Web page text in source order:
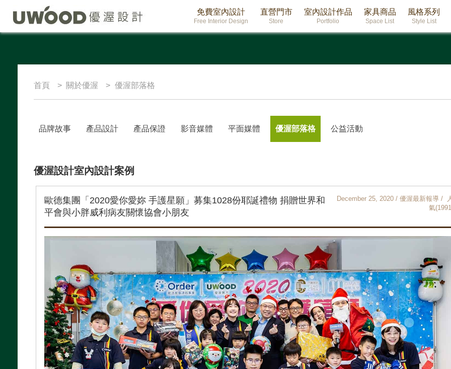
免費室內設計
Free Interior Design
直營門市
Store
室內設計作品
Portfolio
家具商品
Space List
風格系列
Style List
首頁 關於優渥 優渥部落格
品牌故事 產品設計 產品保證 影音媒體 平面媒體 優渥部落格 公益活動
優渥設計室內設計案例
歐德集團「2020愛你愛妳 手護星願」募集1028份耶誕禮物 捐贈世界和
平會與小胖威利病友關懷協會小朋友
December 25, 2020 / 優渥最新報導 /
氣